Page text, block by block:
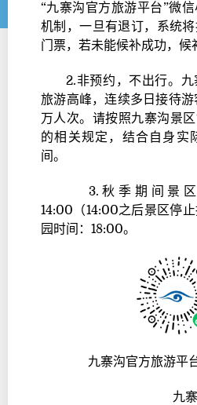
“九寨沟官方旅游平台”微
机制，一旦有退订，系统
门票，若未能候补成功，候
2.非预约，不出行。九
旅游高峰，连续多日接待
万人次。请按照九寨沟景
的相关规定，结合自身实
间。
3.秋季期间景区
14:00（14:00之后景区停
园时间：18:00。
九寨沟官方旅游平
九